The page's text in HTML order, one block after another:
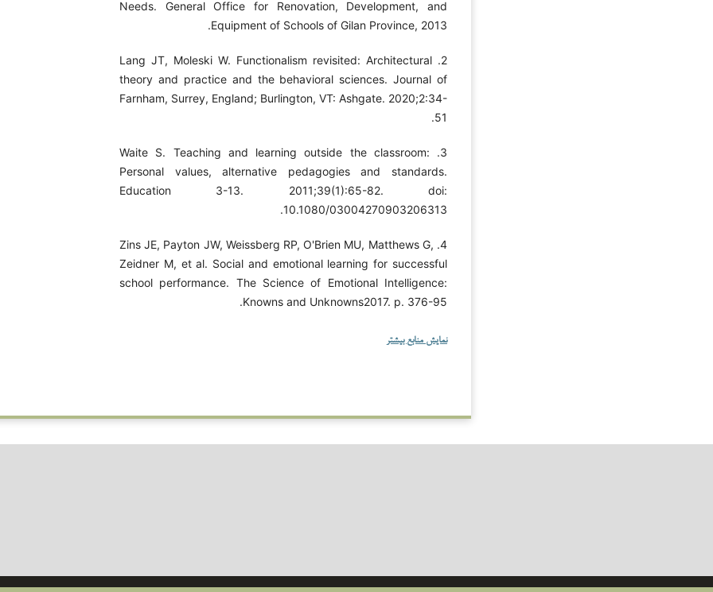
Needs. General Office for Renovation, Development, and
Equipment of Schools of Gilan Province, 2013.
2. Lang JT, Moleski W. Functionalism revisited: Architectural
theory and practice and the behavioral sciences. Journal of
Farnham, Surrey, England; Burlington, VT: Ashgate. 2020;2:34-
51.
3. Waite S. Teaching and learning outside the classroom:
Personal values, alternative pedagogies and standards.
Education 3-13. 2011;39(1):65-82. doi:
10.1080/03004270903206313.
4. Zins JE, Payton JW, Weissberg RP, O'Brien MU, Matthews G,
Zeidner M, et al. Social and emotional learning for successful
school performance. The Science of Emotional Intelligence:
Knowns and Unknowns2017. p. 376-95.
نمایش منابع بیشتر